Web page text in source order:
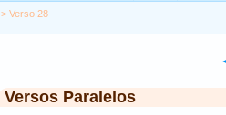
> Verso 28
Versos Paralelos